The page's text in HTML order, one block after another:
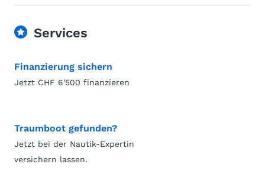
Services
Finanzierung sichern
Jetzt CHF 6'500 finanzieren
Traumboot gefunden?
Jetzt bei der Nautik-Expertin
versichern lassen.